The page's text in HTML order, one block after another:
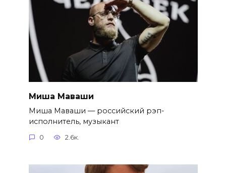
Миша Маваши
Миша Маваши — российский рэп-
исполнитель, музыкант
0 2.6к.